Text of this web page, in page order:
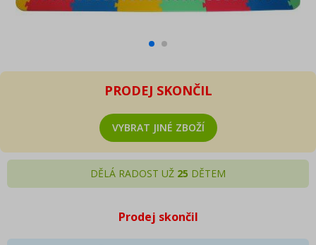
PRODEJ SKONČIL
VYBRAT JINÉ ZBOŽÍ
DĚLÁ RADOST UŽ 25 DĚTEM
Prodej skončil